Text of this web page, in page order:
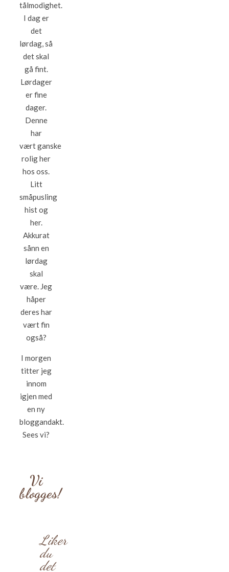
tålmodighet.
I dag er
det
lørdag, så
det skal
gå fint.
Lørdager
er fine
dager.
Denne
har
vært ganske
rolig her
hos oss.
Litt
småpusling
hist og
her.
Akkurat
sånn en
lørdag
skal
være. Jeg
håper
deres har
vært fin
også?
I morgen
titter jeg
innom
igjen med
en ny
bloggandakt.
Sees vi?
Vi
blogges!
Liker
du
det